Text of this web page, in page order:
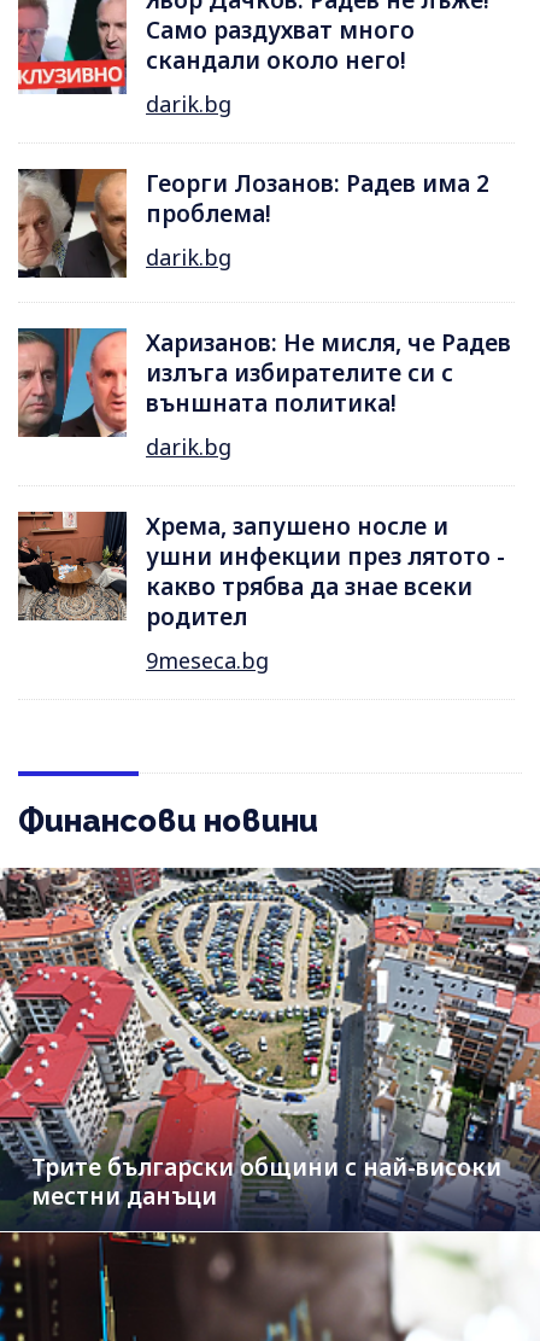
Само раздухват много
скандали около него!
darik.bg
Георги Лозанов: Радев има 2
проблема!
darik.bg
Харизанов: Не мисля, че Радев
излъга избирателите си с
външната политика!
darik.bg
Хрема, запушено носле и
ушни инфекции през лятотo -
какво трябва да знае всеки
родител
9meseca.bg
Финансови новини
Трите български общини с най-високи
местни данъци